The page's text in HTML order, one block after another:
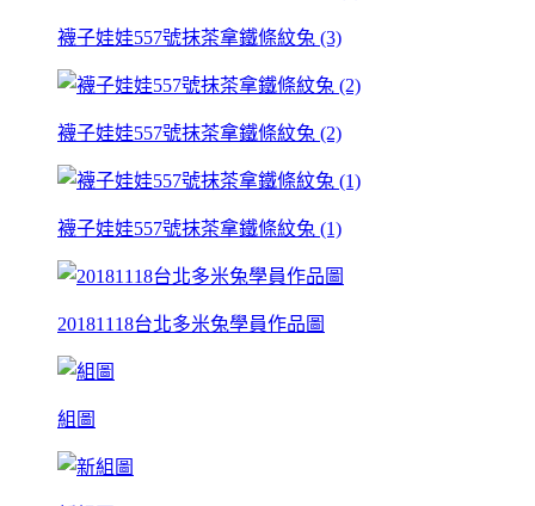
襪子娃娃557號抹茶拿鐵條紋兔 (3)
襪子娃娃557號抹茶拿鐵條紋兔 (2)
襪子娃娃557號抹茶拿鐵條紋兔 (1)
20181118台北多米兔學員作品圖
組圖